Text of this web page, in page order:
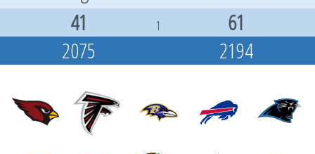
41 1
61
2075
2194